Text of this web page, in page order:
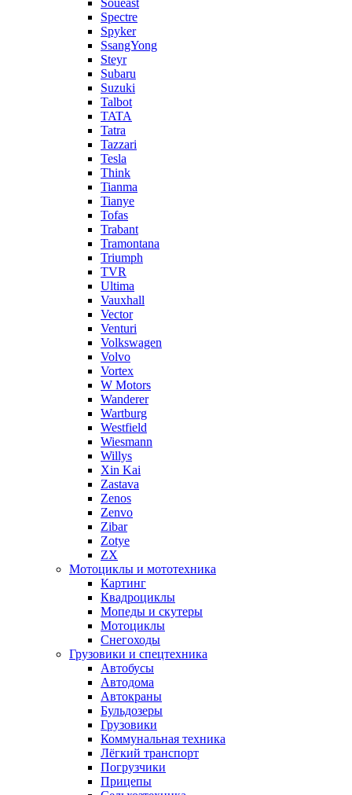
Soueast
Spectre
Spyker
SsangYong
Steyr
Subaru
Suzuki
Talbot
TATA
Tatra
Tazzari
Tesla
Think
Tianma
Tianye
Tofas
Trabant
Tramontana
Triumph
TVR
Ultima
Vauxhall
Vector
Venturi
Volkswagen
Volvo
Vortex
W Motors
Wanderer
Wartburg
Westfield
Wiesmann
Willys
Xin Kai
Zastava
Zenos
Zenvo
Zibar
Zotye
ZX
Мотоциклы и мототехника
Картинг
Квадроциклы
Мопеды и скутеры
Мотоциклы
Снегоходы
Грузовики и спецтехника
Автобусы
Автодома
Автокраны
Бульдозеры
Грузовики
Коммунальная техника
Лёгкий транспорт
Погрузчики
Прицепы